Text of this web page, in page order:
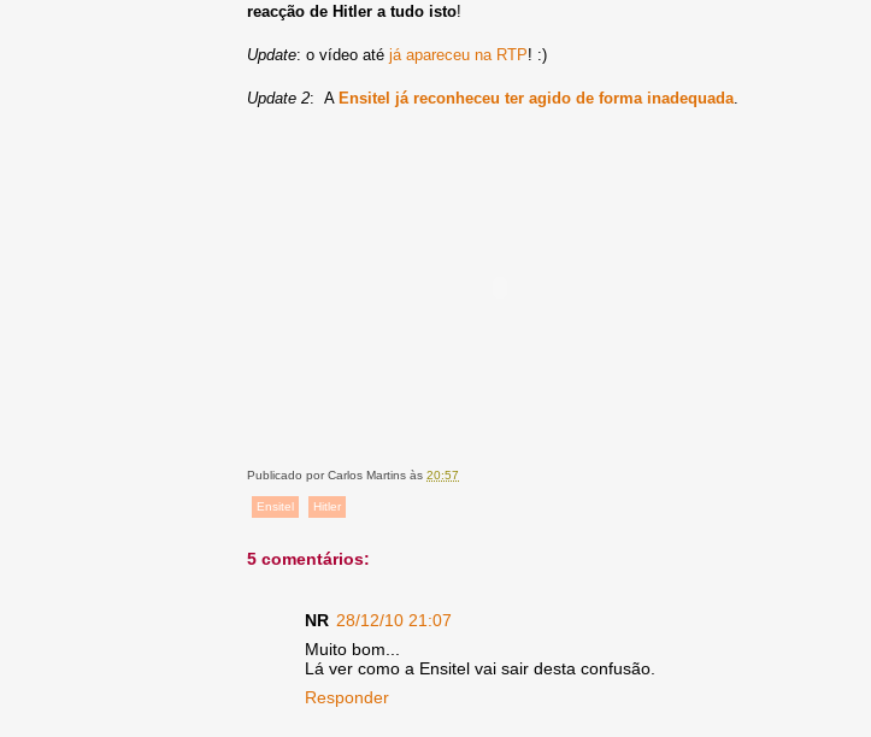
reacção de Hitler a tudo isto!
Update: o vídeo até já apareceu na RTP! :)
Update 2: A Ensitel já reconheceu ter agido de forma inadequada
Publicado porCarlos Martins às 20:57
Ensitel Hitler
5 comentários:
NR 28/12/10 21:07
Muito bom...
Lá ver como a Ensitel vai sair desta confusão.
Responder